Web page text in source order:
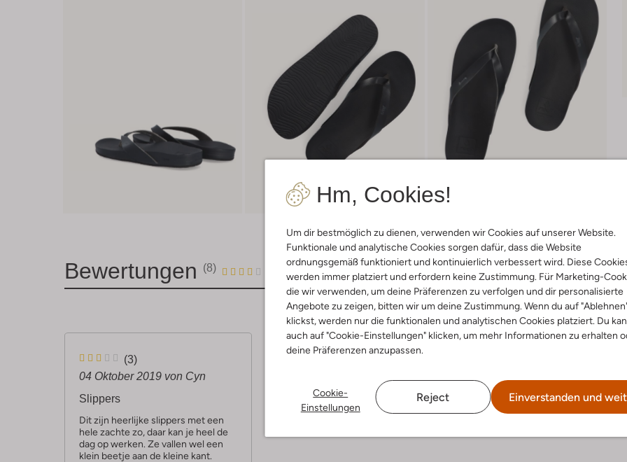
Hm, Cookies!
Um dir bestmöglich zu dienen, verwenden wir Cookies auf unserer Website.
Funktionale und analytische Cookies sorgen dafür, dass die Website
ordnungsgemäß funktioniert und kontinuierlich verbessert wird. Diese
werden immer platziert und erfordern keine Zustimmung. Für Marketing-
die wir verwenden, um deine Präferenzen zu verfolgen und dir personalisierte
Angebote zu zeigen, bitten wir um deine Zustimmung. Wenn du auf
klickst, werden nur die funktionalen und analytischen Cookies platziert. Du
auch auf "Cookie-Einstellungen" klicken, um mehr Informationen zu erhalten
deine Präferenzen anzupassen.
Cookie-
Einstellungen
Reject Einverstanden und
Produktinformation
Bewertungen (8) 8
4
3
S
t
e
r
n
(3)
04 Oktober 2019 von Cyn
Slippers
Dit zijn heerlijke slippers met een
hele zachte zo, daar kan je heel de
dag op werken. Ze vallen wel een
klein beetje aan de kleine kant.